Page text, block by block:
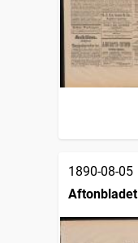
1890-08-05
Aftonbladet